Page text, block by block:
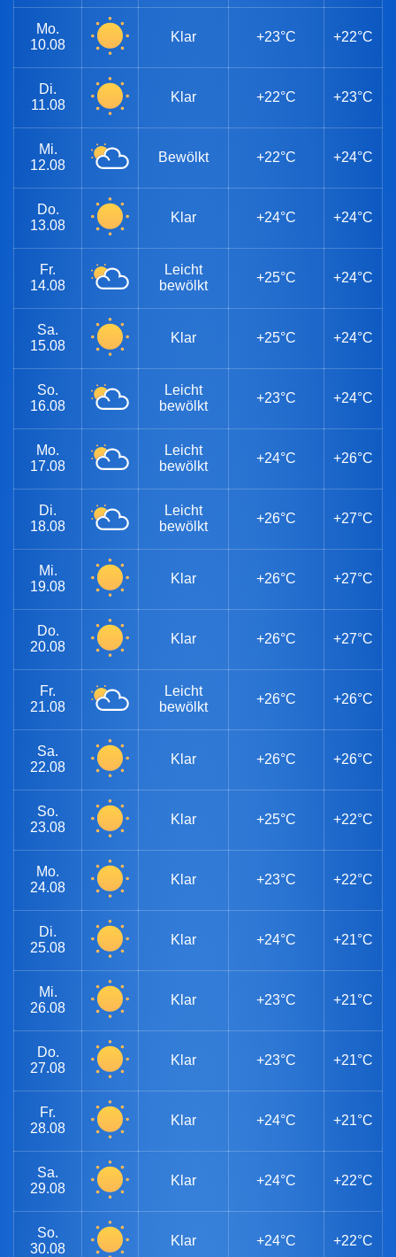
Mo.
10.08
Klar +23°C +22°C
Di.
11.08
Klar +22°C +23°C
Mi.
12.08
Bewölkt +22°C +24°C
Do.
13.08
Klar +24°C +24°C
Fr.
14.08
Leicht
bewölkt
+25°C +24°C
Sa.
15.08
Klar +25°C +24°C
So.
16.08
Leicht
bewölkt
+23°C +24°C
Mo.
17.08
Leicht
bewölkt
+24°C +26°C
Di.
18.08
Leicht
bewölkt
+26°C +27°C
Mi.
19.08
Klar +26°C +27°C
Do.
20.08
Klar +26°C +27°C
Fr.
21.08
Leicht
bewölkt
+26°C +26°C
Sa.
22.08
Klar +26°C +26°C
So.
23.08
Klar +25°C +22°C
Mo.
24.08
Klar +23°C +22°C
Di.
25.08
Klar +24°C +21°C
Mi.
26.08
Klar +23°C +21°C
Do.
27.08
Klar +23°C +21°C
Fr.
28.08
Klar +24°C +21°C
Sa.
29.08
Klar +24°C +22°C
So.
30.08
Klar +24°C +22°C